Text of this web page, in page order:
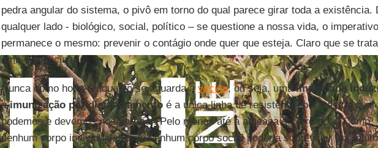
pedra angular do sistema, o pivô em torno do qual parece girar toda a existência.
qualquer lado - biológico, social, político – se questione a nossa vida, o imperativo
permanece o mesmo: prevenir o contágio onde quer que esteja. Claro que se
uma exigência real.
Nunca como hoje - enquanto se aguarda avacina, ou seja, umaimunidade
aimunização por distanciamentoé a única linha de resistência por trás da qual
podemos e devemos nos barricar. Pelo menos até a ameaça se arrefecer. Como
nenhum corpo individual, assim nenhum corpo social poderia sobreviver por muito